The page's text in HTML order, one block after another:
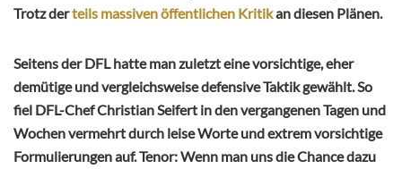
Trotz derteils massiven öffentlichen Kritikan diesen Plänen.
Seitens der DFL hatte man zuletzt eine vorsichtige, eher
demütige und vergleichsweise defensive Taktik gewählt. So
fiel DFL-Chef Christian Seifert in den vergangenen Tagen und
Wochen vermehrt durch leise Worte und extrem vorsichtige
Formulierungen auf. Tenor: Wenn man uns die Chance dazu